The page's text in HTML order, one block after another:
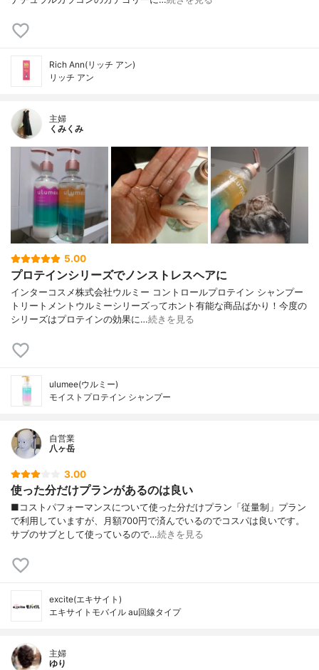
Rich Ann(リッチ アン)
リッチ アン
主婦
くみくみ
5.00
プロテインシリーズでノンストレスヘアに
インターコスメ株式会社ウルミー コントロールプロテイン シャンプー
トリートメントウルミーシリーズってホント有能な商品ばかり！今度の
シリーズはプロテインの効果に…続きを見る
ulumee(ウルミー)
モイストプロテイン シャンプー
自営業
八ヶ岳
3.00
使った分だけプランがあるのは良い
■コストパフォーマンスについて使った分だけプラン「従量制」プラン
で利用していますが、月額700円で済んでいるのでコスパは良いです。
サブのサブとして使っているので…続きを見る
excite(エキサイト)
エキサイトモバイル au回線タイプ
主婦
ゆり